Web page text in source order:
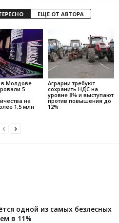
ЕЩЕ ОТ АВТОРА
в Молдове
5
на
1,5 млн
Аграрии требуют
сохранить НДС на
уровне 8% и выступают
против повышения до
12%
одной из самых безлесных
в 11%